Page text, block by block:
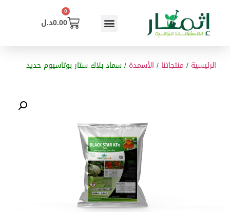
0.00د.ل
0
الرئيسية / منتجاتنا / الأسمدة / سماد بلاك ستار بوتاسيوم حديد